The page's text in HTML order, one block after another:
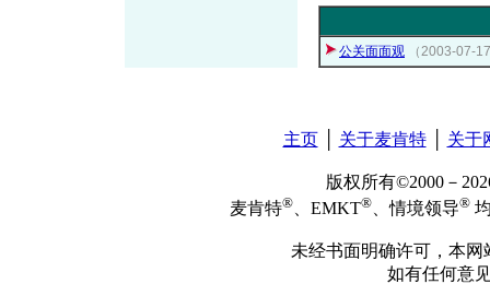
公关面面观 （2003-07-
主页│ 关于麦肯特│ 关于
版权所有©2000－
麦肯特® 、EMKT® 、情境领导®
未经书面明确许可，本
如有任何意